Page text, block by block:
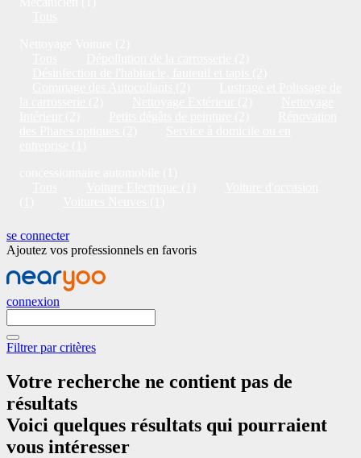
se connecter
Ajoutez vos professionnels en favoris
connexion
Filtrer par critères
Votre recherche ne contient pas de
résultats
Voici quelques résultats qui pourraient
vous intéresser